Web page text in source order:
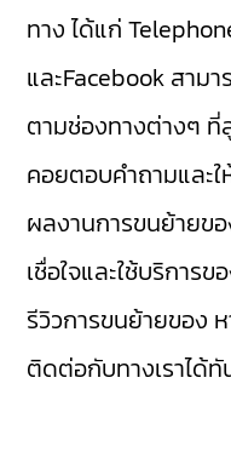
ทาง ได้แก่
และFacebook สาม
ตามช่องทางต่างๆ
คอยตอบคำถามและ
ผลงานการขนย้ายข
เชื่อใจและใช้บริการ
รีวิวการขนย้ายของ
ติดต่อกับทางเราได้ทั